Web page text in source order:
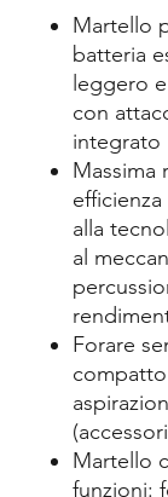
Martello
batteria
leggero
con
integrato
Massima
alla
al
Forare
Martello
funzioni: